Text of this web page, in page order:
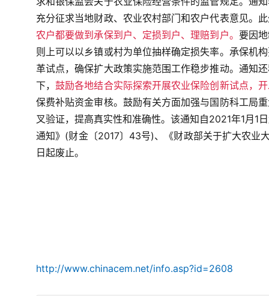
充分征求当地财政、农业农村部门和农户代表意见。
农户都要做到承保到户、定损到户、理赔到户。 要因
则上可以以乡镇或村为单位抽样确定损失率。承保机
革试点，确保扩大政策实施范围工作稳步推动。 通知
下，鼓励各地结合实际探索开展农业保险创新试点，
保费补贴资金审核。鼓励有关方面加强与国防科工局
叉验证，提高真实性和准确性。该通知自2021年1月1
通知》(财金〔2017〕43号)、《财政部关于扩大农业
日起废止。
http://www.chinacem.net/info.asp?id=2608